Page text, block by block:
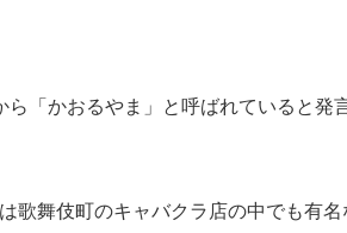
「かおるやま」と呼ばれていると発
歌舞伎町のキャバクラ店の中でも有